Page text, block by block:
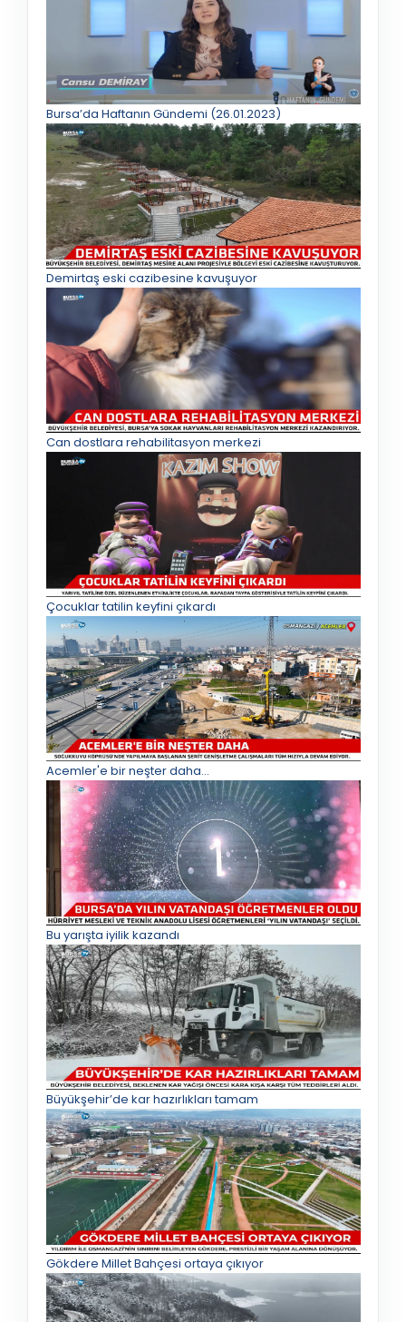
Bursa’da Haftanın Gündemi (26.01.2023)
Demirtaş eski cazibesine kavuşuyor
Can dostlara rehabilitasyon merkezi
Çocuklar tatilin keyfini çıkardı
Acemler'e bir neşter daha...
Bu yarışta iyilik kazandı
Büyükşehir’de kar hazırlıkları tamam
Gökdere Millet Bahçesi ortaya çıkıyor